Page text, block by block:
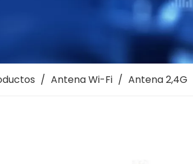
/ Antena Wi-Fi / Antena 2,4G